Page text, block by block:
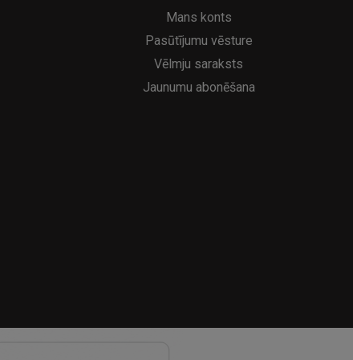
8.95€
Mans konts
Pasūtījumu vēsture
Vēlmju saraksts
Jaunumu abonēšana